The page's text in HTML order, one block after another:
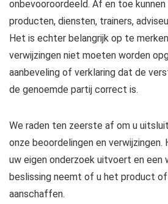
onbevooroordeeld. Af en toe kunnen
producten, diensten, trainers,
Het is echter belangrijk op te
verwijzingen niet moeten worden
aanbeveling of verklaring dat de
de genoemde partij correct is.
We raden ten zeerste af om u
onze beoordelingen en verwijzingen.
uw eigen onderzoek uitvoert en een
beslissing neemt of u het product
aanschaffen.